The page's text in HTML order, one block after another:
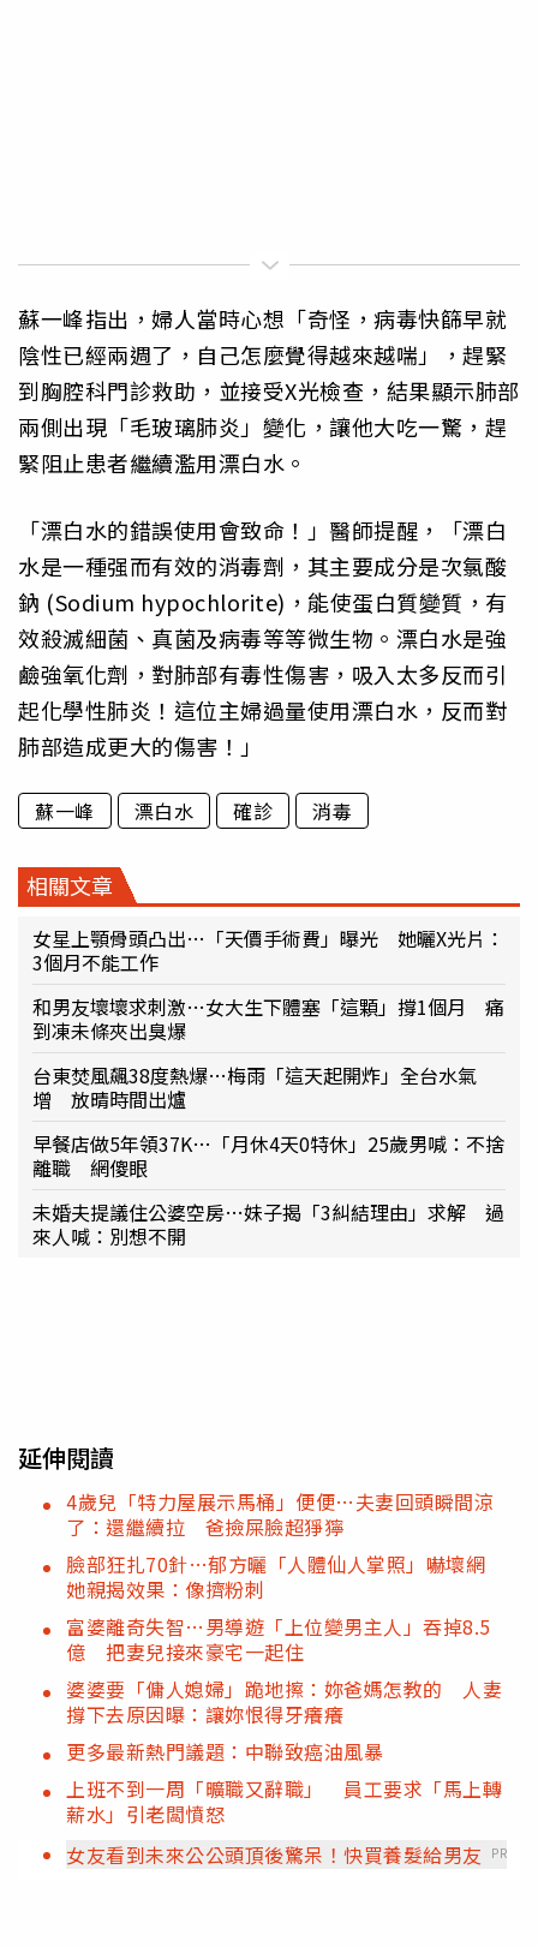
蘇一峰指出，婦人當時心想「奇怪，病毒快篩早就
陰性已經兩週了，自己怎麼覺得越來越喘」，趕緊
到胸腔科門診救助，並接受X光檢查，結果顯示肺部
兩側出現「毛玻璃肺炎」變化，讓他大吃一驚，趕
緊阻止患者繼續濫用漂白水。
「漂白水的錯誤使用會致命！」醫師提醒，「漂白
水是一種强而有效的消毒劑，其主要成分是次氯酸
鈉 (Sodium hypochlorite)，能使蛋白質變質，有
效殺滅細菌、真菌及病毒等等微生物。漂白水是強
鹼強氧化劑，對肺部有毒性傷害，吸入太多反而引
起化學性肺炎！這位主婦過量使用漂白水，反而對
肺部造成更大的傷害！」
蘇一峰 漂白水 確診 消毒
相關文章
女星上顎骨頭凸出…「天價手術費」曝光 她曬X光片：
3個月不能工作
和男友壞壞求刺激…女大生下體塞「這顆」撐1個月 痛
到凍未條夾出臭爆
台東焚風飆38度熱爆…梅雨「這天起開炸」全台水氣
增 放晴時間出爐
早餐店做5年領37K…「月休4天0特休」25歲男喊：不捨
離職 網傻眼
未婚夫提議住公婆空房…妹子揭「3糾結理由」求解 過
來人喊：別想不開
延伸閱讀
4歲兒「特力屋展示馬桶」便便…夫妻回頭瞬間涼
了：還繼續拉 爸撿屎臉超猙獰
臉部狂扎70針…郁方曬「人體仙人掌照」嚇壞網
她親揭效果：像擠粉刺
富婆離奇失智…男導遊「上位變男主人」吞掉8.5
億 把妻兒接來豪宅一起住
婆婆要「傭人媳婦」跪地擦：妳爸媽怎教的 人妻
撐下去原因曝：讓妳恨得牙癢癢
更多最新熱門議題：中聯致癌油風暴
上班不到一周「曠職又辭職」 員工要求「馬上轉
薪水」引老闆憤怒
女友看到未來公公頭頂後驚呆！快買養髮給男友
PR